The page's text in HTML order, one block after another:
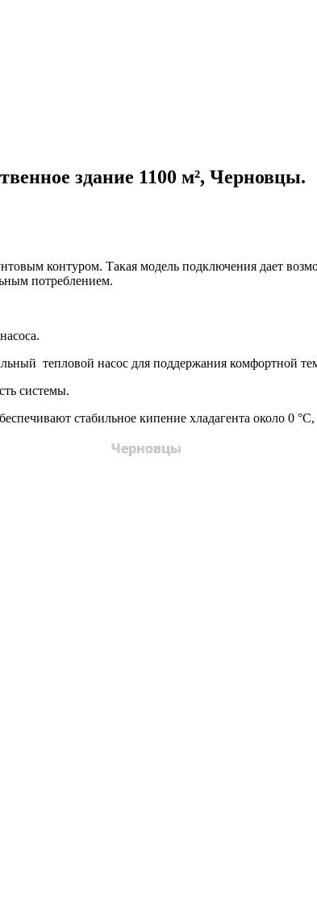
здание 1100 м², Черновцы.
контуром. Такая модель подключения дает
потреблением.
тепловой насос для поддержания комфортной
системы.
стабильное кипение хладагента около 0 °С,
Черновцы